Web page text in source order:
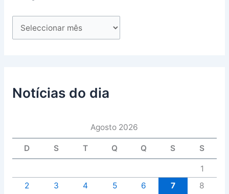
Notícias do dia
Agosto 2026
D S T Q Q S S
1
2
3 4 5 6 7
8